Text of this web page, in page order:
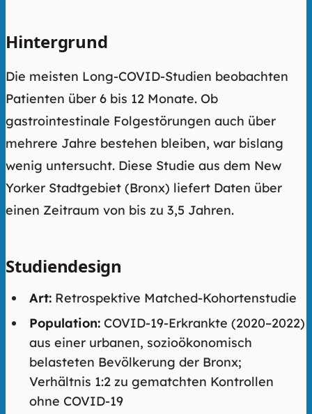
Hintergrund
Die meisten Long-COVID-Studien beobachten
Patienten über 6 bis 12 Monate. Ob
gastrointestinale Folgestörungen auch über
mehrere Jahre bestehen bleiben, war bislang
wenig untersucht. Diese Studie aus dem New
Yorker Stadtgebiet (Bronx) liefert Daten über
einen Zeitraum von bis zu 3,5 Jahren.
Studiendesign
Art: Retrospektive Matched-Kohortenstudie
Population: COVID-19-Erkrankte (2020–2022)
aus einer urbanen, sozioökonomisch
belasteten Bevölkerung der Bronx;
Verhältnis 1:2 zu gematchten Kontrollen
ohne COVID-19